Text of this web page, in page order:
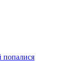
попалися